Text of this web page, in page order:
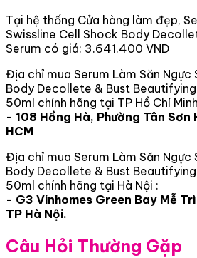
Tại hệ thống Cửa hàng làm đẹp,
Swissline Cell Shock Body
Serum có giá: 3.641.400 VND
Địa chỉ mua Serum Làm Săn Ngực
Body Decollete & Bust Beautifying
50ml chính hãng tại TP Hồ Chí
- 108 Hồng Hà, Phường Tân Sơn
HCM
Địa chỉ mua Serum Làm Săn Ngực
Body Decollete & Bust Beautifying
50ml chính hãng tại Hà Nội :
- G3 Vinhomes Green Bay Mễ
TP Hà Nội.
Câu Hỏi Thường Gặp